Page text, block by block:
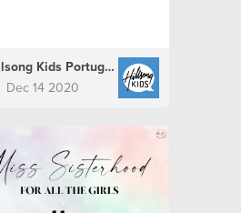
Hillsong Kids Portugal
Dec 14 2020